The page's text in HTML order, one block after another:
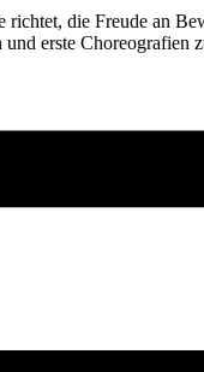
richtet, die Freude an
erste Choreografien